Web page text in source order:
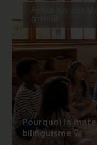
Actualités des
grandir
Pourquoi la
bilinguisme ?